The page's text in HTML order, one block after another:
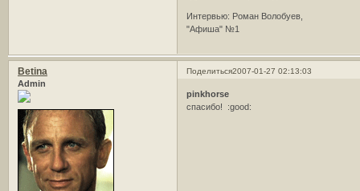
Интервью: Роман Волобуев,
"Афиша" №1
Поделиться2007-01-27 02:13:03
Betina
Admin
pinkhorse
спасибо! :good: